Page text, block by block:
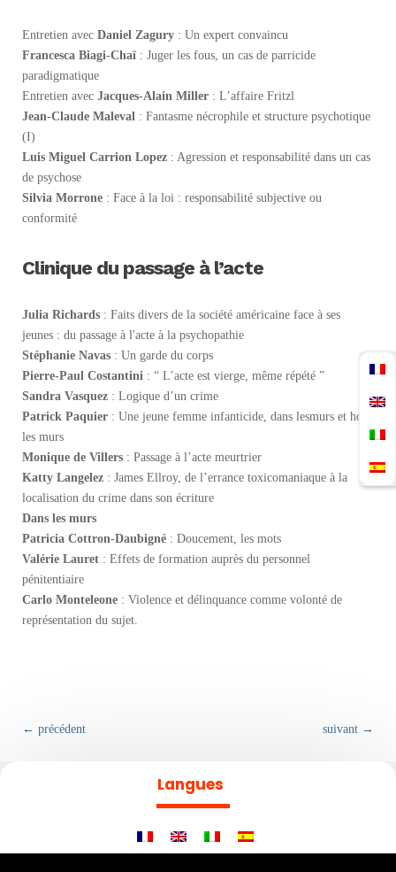
Entretien avec Daniel Zagury : Un expert convaincu
Francesca Biagi-Chaï : Juger les fous, un cas de parricide
paradigmatique
Entretien avec Jacques-Alain Miller : L’affaire Fritzl
Jean-Claude Maleval : Fantasme nécrophile et structure psychotique
(I)
Luis Miguel Carrion Lopez : Agression et responsabilité dans un cas
de psychose
Silvia Morrone : Face à la loi : responsabilité subjective ou
conformité
Clinique du passage à l’acte
Julia Richards : Faits divers de la société américaine face à ses
jeunes : du passage à l'acte à la psychopathie
Stéphanie Navas : Un garde du corps
Pierre-Paul Costantini : “ L’acte est vierge, même répété ”
Sandra Vasquez : Logique d’un crime
Patrick Paquier : Une jeune femme infanticide, dans lesmurs et hors
les murs
Monique de Villers : Passage à l’acte meurtrier
Katty Langelez : James Ellroy, de l’errance toxicomaniaque à la
localisation du crime dans son écriture
Dans les murs
Patricia Cottron-Daubigné : Doucement, les mots
Valérie Lauret : Effets de formation auprès du personnel
pénitentiaire
Carlo Monteleone : Violence et délinquance comme volonté de
représentation du sujet.
← précédent suivant →
Langues